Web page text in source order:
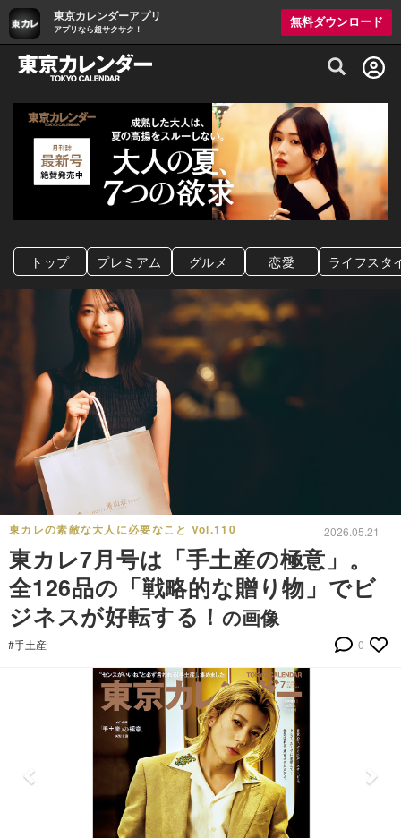
東京カレンダーアプリ
アプリなら超サクサク！
無料ダウンロード
グルメ情報・プレミアムレストラン予約
トップ プレミアム グルメ 恋愛 ライフスタ
東カレの素敵な大人に必要なこと Vol.110 2026.05.21
東カレ7月号は「手土産の極意」。
全126品の「戦略的な贈り物」でビ
ジネスが好転する！の画像
#手土産 0